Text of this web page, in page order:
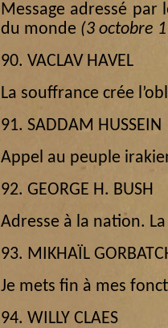
Message adressé par
du monde (3 octobre
90. VACLAV HAVEL
La souffrance crée
91. SADDAM HUSSEIN
Appel au peuple
92. GEORGE H. BUSH
Adresse à la nation.
93. MIKHAÏL
Je mets fin à mes
94. WILLY CLAES